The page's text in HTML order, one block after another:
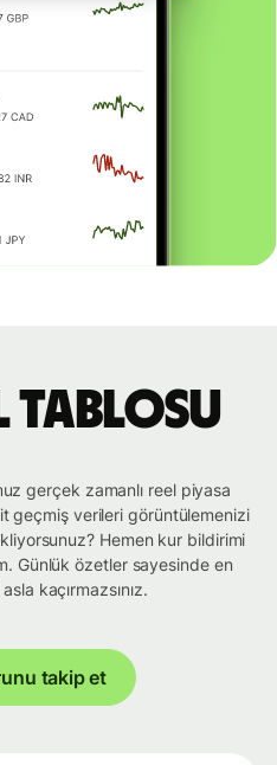
tablosu
gerçek zamanlı reel piyasa
geçmiş verileri görüntülemenizi
Hemen kur bildirimi
Günlük özetler sayesinde en
kaçırmazsınız.
takip et